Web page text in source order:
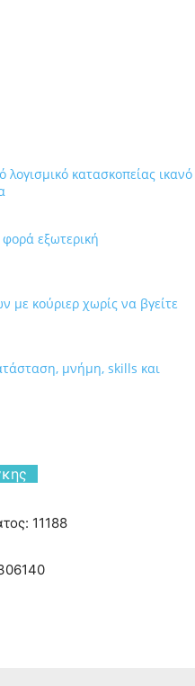
κατασκοπείας ικανό
εξωτερική
με κούριερ χωρίς να βγείτε
μνήμη, skills και
11188